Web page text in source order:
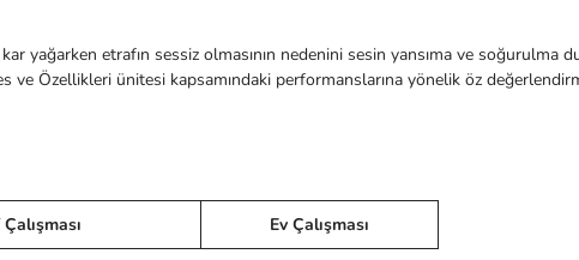
yağarken etrafın sessiz olmasının nedenini sesin yansıma ve soğurulma
ve Özellikleri ünitesi kapsamındaki performanslarına yönelik öz
Çalışması Ev Çalışması